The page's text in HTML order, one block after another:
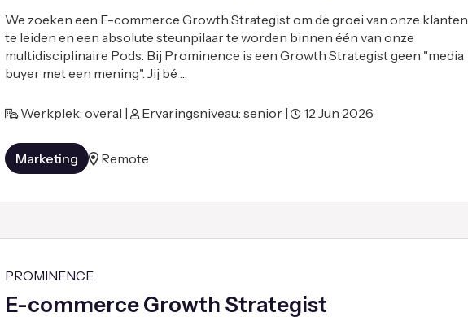
We zoeken een E-commerce Growth Strategist om de groei van onze klanten
te leiden en een absolute steunpilaar te worden binnen één van onze
multidisciplinaire Pods. Bij Prominence is een Growth Strategist geen "media
buyer met een mening". Jij bé …
Werkplek: overal | Ervaringsniveau: senior | 12 Jun 2026
Marketing Remote
PROMINENCE
E-commerce Growth Strategist